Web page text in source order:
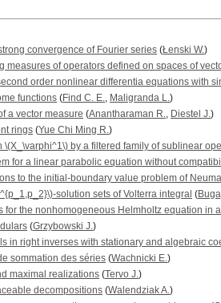
convergence of Fourier series (Łenski W.)
measures of operators defined on spaces of
order nonlinear differentia equations with
functions (Find С. E., Maligranda L.)
a vector measure (Anantharaman R., Diestel J.)
rings (Yue Chi Ming R.)
\(X_\varphi^1\) by a filtered family of sublinear
for a linear parabolic equation without
to the initial-boundary value problem of
solution sets of Volterra integral (
for the nonhomogeneous Helmholtz equation in
(Grzybowski J.)
in right inverses with stationary and algebraic
sommation des séries (Wachnicki E.)
maximal realizations (Tervo J.)
decompositions (Walendziak A.)